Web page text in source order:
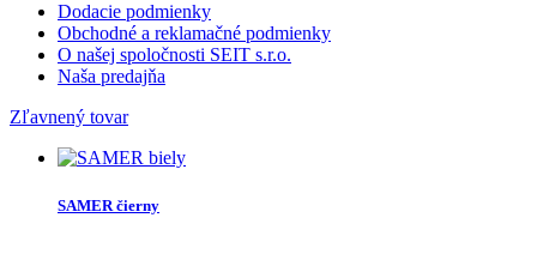
Dodacie podmienky
Obchodné a reklamačné podmienky
O našej spoločnosti SEIT s.r.o.
Naša predajňa
Zľavnený tovar
SAMER čierny